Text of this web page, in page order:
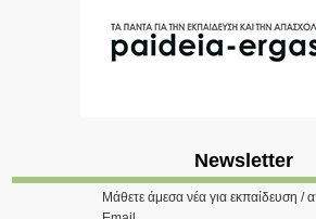
Newsletter
Μάθετε άμεσα νέα για εκπαίδευση /